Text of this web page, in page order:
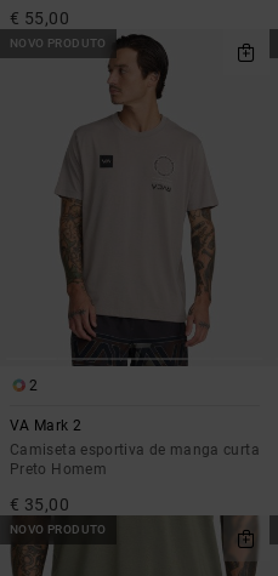
€ 55,00
NOVO PRODUTO
2
VA Mark 2
Camiseta esportiva de manga curta
Preto Homem
€ 35,00
NOVO PRODUTO